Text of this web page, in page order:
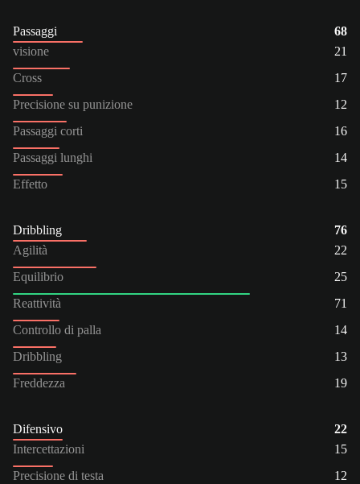
Passaggi
68
visione
21
Cross
17
Precisione su punizione
12
Passaggi corti
16
Passaggi lunghi
14
Effetto
15
Dribbling
76
Agilità
22
Equilibrio
25
Reattività
71
Controllo di palla
14
Dribbling
13
Freddezza
19
Difensivo
22
Intercettazioni
15
Precisione di testa
12